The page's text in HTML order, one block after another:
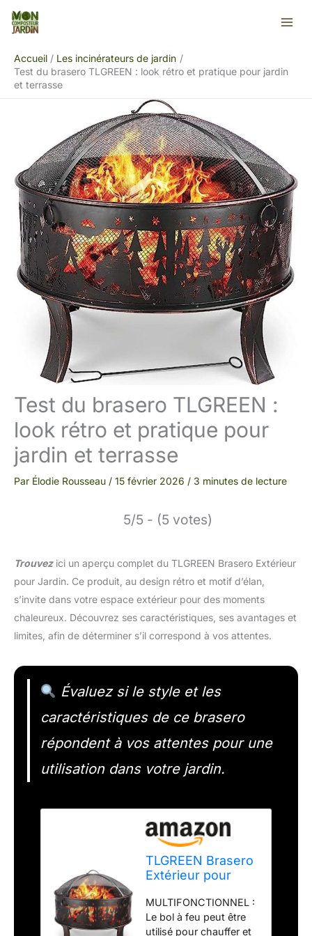
Aller
Accueil
Les incinérateurs de jardin
Test du brasero TLGREEN : look rétro et pratique pour jardin
et terrasse
Test du brasero TLGREEN :
look rétro et pratique pour
jardin et terrasse
Par Élodie Rousseau / 15 février 2026 / 3 minutes de lecture
5/5 - (5 votes)
Trouvezici un aperçu complet du TLGREEN Brasero Extérieur
pour Jardin. Ce produit, au design rétro et motif d’élan,
s’invite dans votre espace extérieur pour des moments
chaleureux. Découvrez ses caractéristiques, ses avantages et
limites, afin de déterminer s’il correspond à vos attentes.
Évaluez si le style et les
caractéristiques de ce brasero
répondent à vos attentes pour une
utilisation dans votre jardin.
TLGREEN Brasero
Extérieur pour
avec Protection
Anti-étincelles,
MULTIFONCTIONNEL :
Le bol à feu peut être
utilisé pour chauffer et
Rechercher